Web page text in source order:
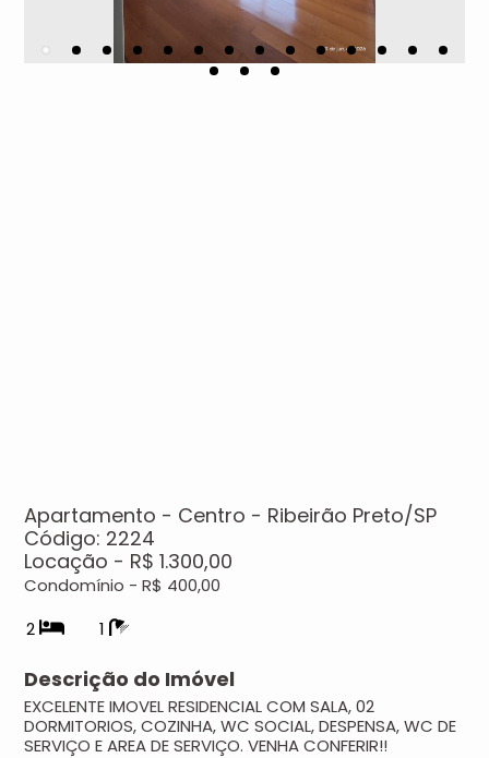
Apartamento - Centro - Ribeirão Preto/SP
Código: 2224
Locação - R$ 1.300,00
Condomínio - R$ 400,00
2
1
Descrição do Imóvel
EXCELENTE IMOVEL RESIDENCIAL COM SALA, 02
DORMITORIOS, COZINHA, WC SOCIAL, DESPENSA, WC DE
SERVIÇO E AREA DE SERVIÇO. VENHA CONFERIR!!